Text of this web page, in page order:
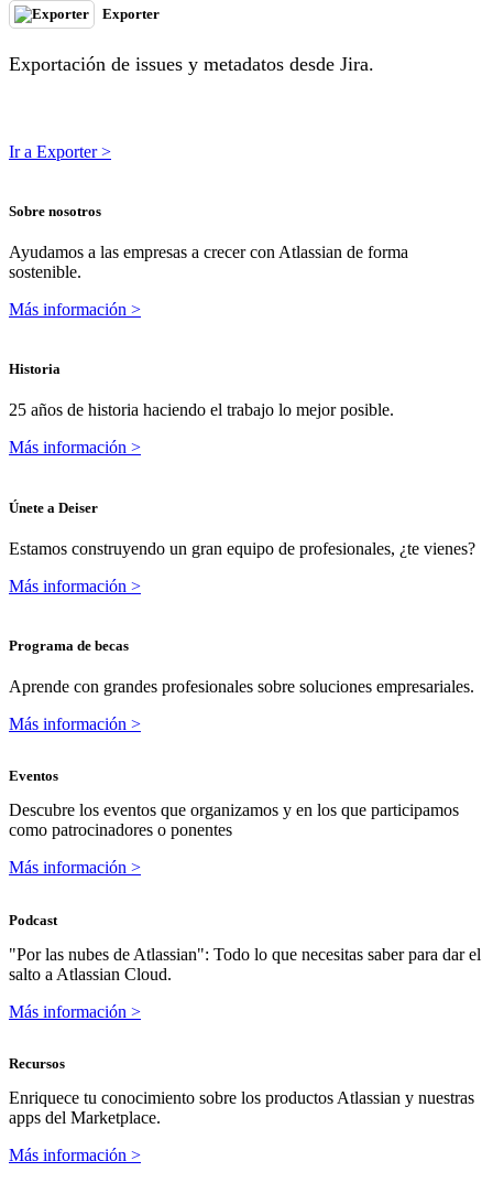
Exporter
Exportación de issues y metadatos desde Jira.
Ir a Exporter >
Sobre nosotros
Ayudamos a las empresas a crecer con Atlassian de forma
sostenible.
Más información >
Historia
25 años de historia haciendo el trabajo lo mejor posible.
Más información >
Únete a Deiser
Estamos construyendo un gran equipo de profesionales, ¿te vienes?
Más información >
Programa de becas
Aprende con grandes profesionales sobre soluciones empresariales.
Más información >
Eventos
Descubre los eventos que organizamos y en los que participamos
como patrocinadores o ponentes
Más información >
Podcast
"Por las nubes de Atlassian": Todo lo que necesitas saber para dar el
salto a Atlassian Cloud.
Más información >
Recursos
Enriquece tu conocimiento sobre los productos Atlassian y nuestras
apps del Marketplace.
Más información >